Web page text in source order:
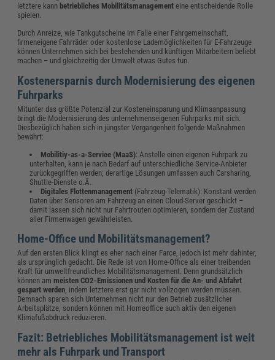
letztere kann betriebliches Mobilitätsmanagement eine entscheidende Rolle
spielen.
Durch Anreize, wie Tankgutscheine im Falle einer Fahrgemeinschaft,
firmeneigene Fahrräder oder kostenlose Lademöglichkeiten für E-Fahrzeuge
können Unternehmen sich bei bestehenden und künftigen Mitarbeitern beliebt
machen – und gleichzeitig der Umwelt etwas Gutes tun.
Kostenersparnis durch Modernisierung des eigenen
Fuhrparks
Mitunter das größte Potenzial zur Kosteneinsparung und Klimaanpassung
bringt die Modernisierung des unternehmenseigenen Fuhrparks mit sich.
Diesbezüglich haben sich in jüngster Vergangenheit folgende Maßnahmen
bewährt:
Mobilitiy-as-a-Service (MaaS): Anstelle einen eigenen Fuhrpark zu
unterhalten, kann je nach Bedarf auf unterschiedliche Service-Anbieter
zurückgegriffen werden; derartige Lösungen umfassen auch Carsharing,
Shuttle-Dienste o.Ä.
Digitales Flottenmanagement (Fahrzeug-Telematik): Konstant werden
Daten über Sensoren am Fahrzeug an einen Cloud-Server geschickt –
damit lassen sich nicht nur Fahrtrouten optimieren, sondern der Zustand
aller Firmenwagen gewährleisten.
Home-Office und Mobilitätsmanagement?
Auf den ersten Blick klingt es eher nach einer Farce, jedoch ist mehr dahinter,
als ursprünglich gedacht. Die Rede ist von Home-Office als einer treibenden
Kraft für umweltfreundliches Mobilitätsmanagement. Denn grundsätzlich
können am meisten CO2-Emissionen und Kosten für die An- und Abfahrt
gespart werden , indem letztere erst gar nicht vollzogen werden müssen.
Demnach sparen sich Unternehmen nicht nur den Betrieb zusätzlicher
Arbeitsplätze, sondern können mit Homeoffice auch aktiv den eigenen
Klimafußabdruck reduzieren.
Fazit: Betriebliches Mobilitätsmanagement ist weit
mehr als Fuhrpark und Transport